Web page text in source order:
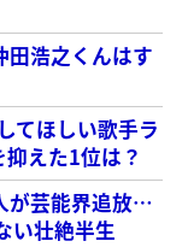
田浩之くんはす
てほしい歌手ラ
えた1位は？
が芸能界追放…
い壮絶半生